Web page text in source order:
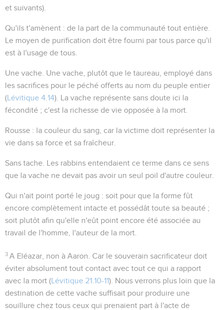
et suivants).
Qu'ils t'amènent : de la part de la communauté tout entière.
Le moyen de purification doit être fourni par tous parce qu'il
est à l'usage de tous.
Une vache . Une vache, plutôt que le taureau, employé dans
les sacrifices pour le péché offerts au nom du peuple entier
(Lévitique 4.14). La vache représente sans doute ici la
fécondité ; c'est la richesse de vie opposée à la mort.
Rousse : la couleur du sang, car la victime doit représenter la
vie dans sa force et sa fraîcheur.
Sans tache . Les rabbins entendaient ce terme dans ce sens
que la vache ne devait pas avoir un seul poil d'autre couleur.
Qui n'ait point porté le joug : soit pour que la forme fût
encore complètement intacte et possédât toute sa beauté ;
soit plutôt afin qu'elle n'eût point encore été associée au
travail de l'homme, l'auteur de la mort.
3 A Eléazar , non à Aaron. Car le souverain sacrificateur doit
éviter absolument tout contact avec tout ce qui a rapport
avec la mort (Lévitique 21.10-11). Nous verrons plus loin que la
destination de cette vache suffisait pour produire une
souillure chez tous ceux qui prenaient part à l'acte de